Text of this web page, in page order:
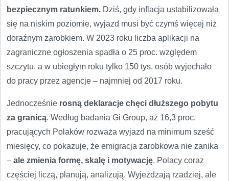
bezpiecznym ratunkiem. Dziś, gdy inflacja ustabilizowała
się na niskim poziomie, wyjazd musi być czymś więcej niż
doraźnym zarobkiem. W 2023 roku liczba aplikacji na
zagraniczne ogłoszenia spadła o 25 proc. względem
szczytu, a w ubiegłym roku tylko 150 tys. osób wyjechało
do pracy przez agencje – najmniej od 2017 roku.
Jednocześnie rosną deklaracje chęci dłuższego pobytu
za granicą. Według badania Gi Group, aż 16,3 proc.
pracujących Polaków rozważa wyjazd na minimum sześć
miesięcy, co pokazuje, że emigracja zarobkowa nie zanika
– ale zmienia formę, skalę i motywację. Polacy coraz
częściej liczą, planują, analizują. Wyjeżdżają rzadziej, ale